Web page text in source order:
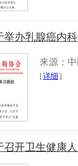
举办乳腺癌内
来源：
[详细 ]
召开卫生健康